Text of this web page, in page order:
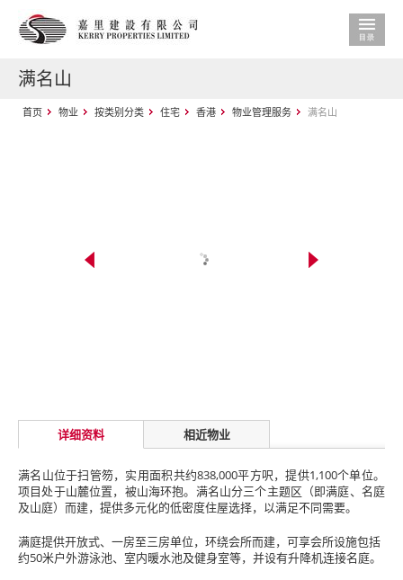
满名山
首页 物业 按类别分类 住宅 香港 物业管理服务 满名山
详细资料 相近物业
满名山位于扫管笏，实用面积共约838,000平方呎，提供1,100个单位。
项目处于山麓位置，被山海环抱。满名山分三个主题区（即满庭、名庭
及山庭）而建，提供多元化的低密度住屋选择，以满足不同需要。
满庭提供开放式、一房至三房单位，环绕会所而建，可享会所设施包括
约50米户外游泳池、室内暖水池及健身室等，并设有升降机连接名庭。